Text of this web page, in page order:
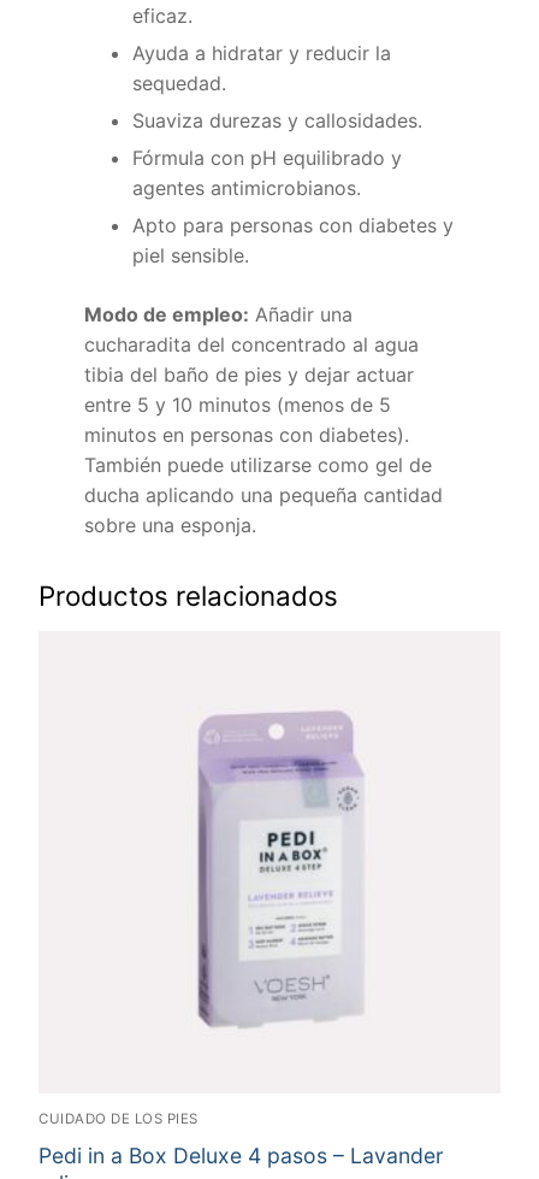
eficaz.
Ayuda a hidratar y reducir la
sequedad.
Suaviza durezas y callosidades.
Fórmula con pH equilibrado y
agentes antimicrobianos.
Apto para personas con diabetes y
piel sensible.
Modo de empleo: Añadir una
cucharadita del concentrado al agua
tibia del baño de pies y dejar actuar
entre 5 y 10 minutos (menos de 5
minutos en personas con diabetes).
También puede utilizarse como gel de
ducha aplicando una pequeña cantidad
sobre una esponja.
Productos relacionados
CUIDADO DE LOS PIES
Pedi in a Box Deluxe 4 pasos – Lavander